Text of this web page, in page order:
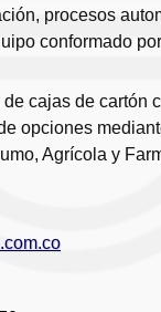
procesos
conformado
de cajas de cartón
opciones
Agrícola y